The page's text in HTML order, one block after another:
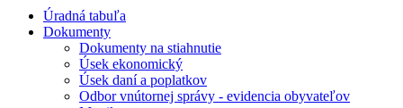
Úradná tabuľa
Dokumenty
Dokumenty na stiahnutie
Úsek ekonomický
Úsek daní a poplatkov
Odbor vnútornej správy - evidencia obyvateľov